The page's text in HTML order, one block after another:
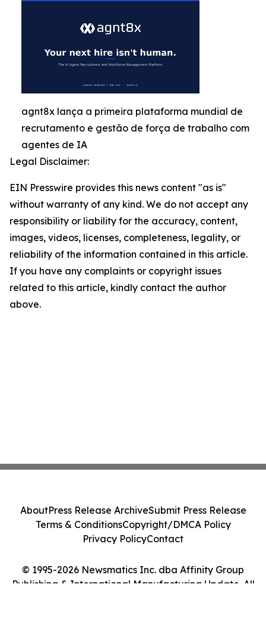
agnt8x lança a primeira plataforma mundial de
recrutamento e gestão de força de trabalho com
agentes de IA
Legal Disclaimer:
EIN Presswire provides this news content "as is"
without warranty of any kind. We do not accept any
responsibility or liability for the accuracy, content,
images, videos, licenses, completeness, legality, or
reliability of the information contained in this article.
If you have any complaints or copyright issues
related to this article, kindly contact the author
above.
© 1995-2026 Newsmatics Inc. dba Affinity Group
Publishing & International Manufacturing Update. All
AboutPress Release ArchiveSubmit Press Release
Terms & ConditionsCopyright/DMCA Policy
Privacy PolicyContact